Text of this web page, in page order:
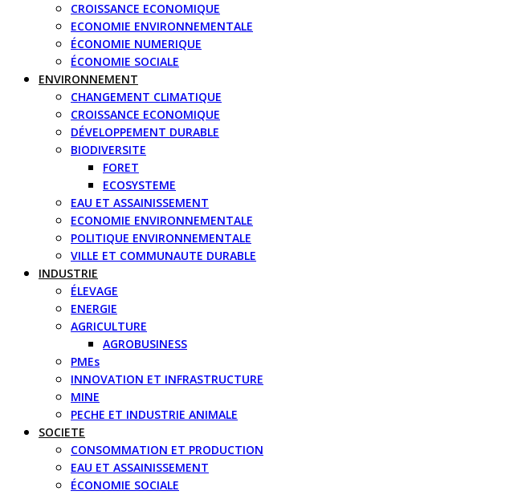
CROISSANCE ECONOMIQUE
ECONOMIE ENVIRONNEMENTALE
ÉCONOMIE NUMERIQUE
ÉCONOMIE SOCIALE
ENVIRONNEMENT
CHANGEMENT CLIMATIQUE
CROISSANCE ECONOMIQUE
DÉVELOPPEMENT DURABLE
BIODIVERSITE
FORET
ECOSYSTEME
EAU ET ASSAINISSEMENT
ECONOMIE ENVIRONNEMENTALE
POLITIQUE ENVIRONNEMENTALE
VILLE ET COMMUNAUTE DURABLE
INDUSTRIE
ÉLEVAGE
ENERGIE
AGRICULTURE
AGROBUSINESS
PMEs
INNOVATION ET INFRASTRUCTURE
MINE
PECHE ET INDUSTRIE ANIMALE
SOCIETE
CONSOMMATION ET PRODUCTION
EAU ET ASSAINISSEMENT
ÉCONOMIE SOCIALE